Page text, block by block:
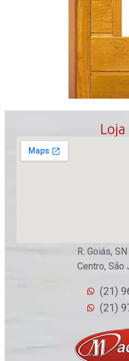
R. Goiás,
Centro, São
(21)
(21)